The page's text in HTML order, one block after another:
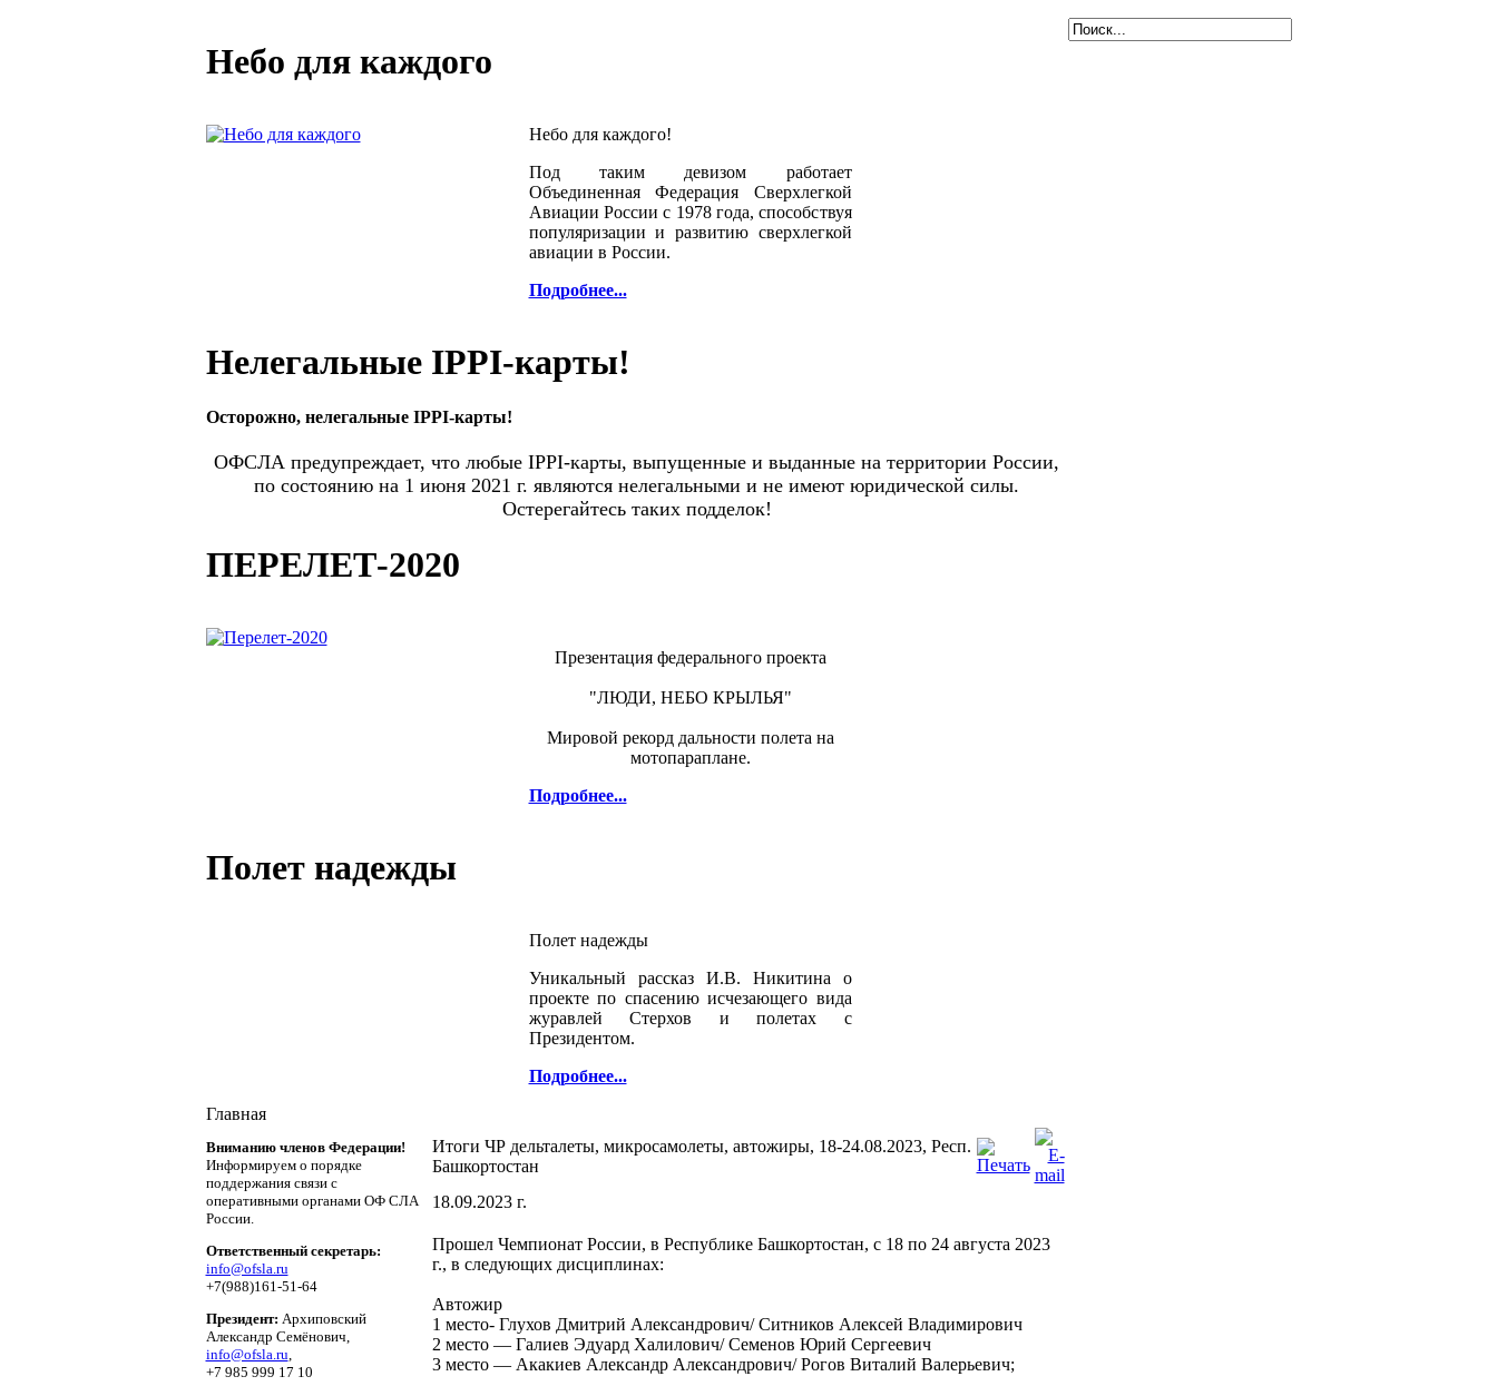
Небо для каждого
Небо для каждого!
Под таким девизом работает
Объединенная Федерация Сверхлегкой
Авиации России с 1978 года, способствуя
популяризации и развитию сверхлегкой
авиации в России.
Подробнее...
Нелегальные IPPI-карты!
Осторожно, нелегальные IPPI-карты!
ОФСЛА предупреждает, что любые IPPI-карты, выпущенные и выданные на территории России,
по состоянию на 1 июня 2021 г. являются нелегальными и не имеют юридической силы.
Остерегайтесь таких подделок!
ПЕРЕЛЕТ-2020
Презентация федерального проекта
"ЛЮДИ, НЕБО КРЫЛЬЯ"
Мировой рекорд дальности полета на
мотопараплане.
Подробнее...
Полет надежды
Полет надежды
Уникальный рассказ И.В. Никитина о
проекте по спасению исчезающего вида
журавлей Стерхов и полетах с
Президентом.
Подробнее...
Главная
Вниманию членов Федерации!
Информируем о порядке
поддержания связи c
оперативными органами ОФ СЛА
России.
Ответственный секретарь:
info@ofsla.ru
+7(988)161-51-64
Президент: Архиповский
Александр Семёнович,
info@ofsla.ru
+7 985 999 17 10
Итоги ЧР дельталеты, микросамолеты, автожиры, 18-24.08.2023, Респ.
Башкортостан
18.09.2023 г.
Прошел Чемпионат России, в Республике Башкортостан, с 18 по 24 августа 2023
г., в следующих дисциплинах:
Автожир
1 место- Глухов Дмитрий Александрович/ Ситников Алексей Владимирович
2 место — Галиев Эдуард Халилович/ Семенов Юрий Сергеевич
3 место — Акакиев Александр Александрович/ Рогов Виталий Валерьевич;